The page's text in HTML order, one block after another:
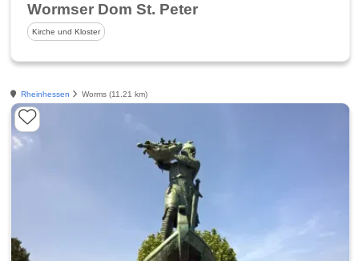
Wormser Dom St. Peter
Kirche und Kloster
Rheinhessen Worms (11.21 km)